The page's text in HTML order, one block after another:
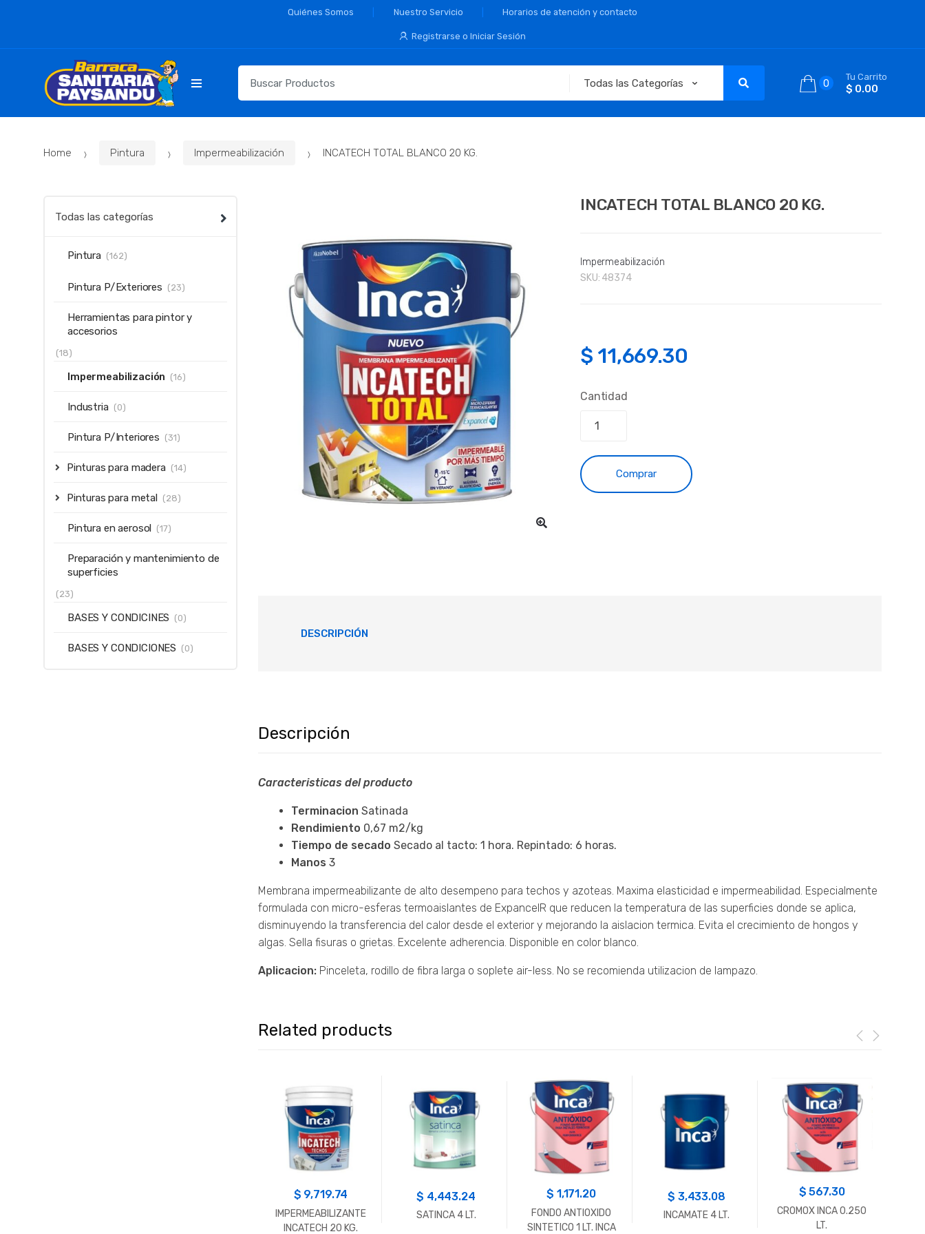
Quiénes Somos Nuestro Servicio Horarios de atención y contacto
Registrarse o Iniciar Sesión
para:
0
Tu Carrito
$ 0.00
Home Pintura Impermeabilización INCATECH TOTAL BLANCO 20 KG.
INCATECH TOTAL BLANCO 20 KG.
Impermeabilización
SKU: 48374
$ 11,669.30
Cantidad
Comprar
DESCRIPCIÓN
Descripción
Caracteristicas del producto
Terminacion Satinada
Rendimiento 0,67 m2/kg
Tiempo de secado Secado al tacto: 1 hora. Repintado: 6 horas.
Manos 3
Membrana impermeabilizante de alto desempeno para techos y azoteas. Maxima elasticidad e impermeabilidad. Especialmente
formulada con micro-esferas termoaislantes de ExpancelR que reducen la temperatura de las superficies donde se aplica,
disminuyendo la transferencia del calor desde el exterior y mejorando la aislacion termica. Evita el crecimiento de hongos y
algas. Sella fisuras o grietas. Excelente adherencia. Disponible en color blanco.
Aplicacion: Pinceleta, rodillo de fibra larga o soplete air-less. No se recomienda utilizacion de lampazo.
Related products
$ 9,719.74
IMPERMEABILIZANTE
INCATECH 20 KG.
$ 4,443.24
SATINCA 4 LT.
$ 1,171.20
FONDO ANTIOXIDO
SINTETICO 1 LT. INCA
$ 3,433.08
INCAMATE 4 LT.
$567.30
CROMOX INCA 0.250
LT.
Todas las categorías
Pintura (162)
Pintura P/Exteriores (23)
Herramientas para pintor y
accesorios
(18)
Impermeabilización (16)
Industria (0)
Pintura P/Interiores (31)
Pinturas para madera (14)
Pinturas para metal (28)
Pintura en aerosol (17)
Preparación y mantenimiento de
superficies
(23)
BASES Y CONDICINES (0)
BASES Y CONDICIONES (0)